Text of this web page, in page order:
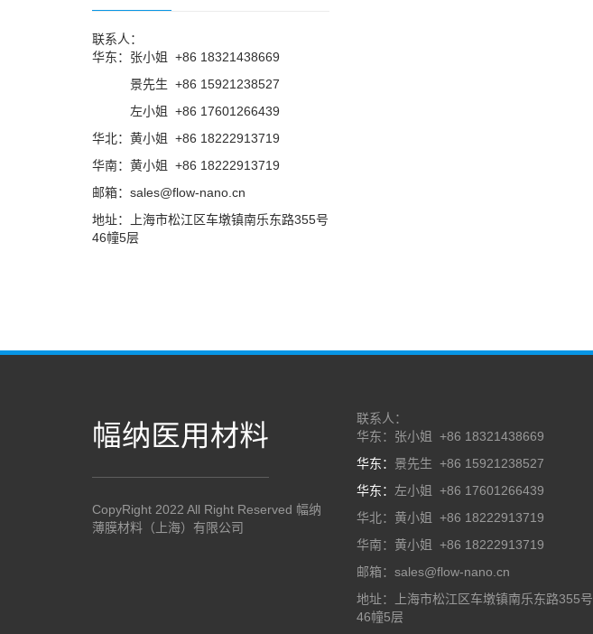
联系人：
华东：张小姐 +86 18321438669
景先生 +86 15921238527
左小姐 +86 17601266439
华北：黄小姐 +86 18222913719
华南：黄小姐 +86 18222913719
邮箱：sales@flow-nano.cn
地址：上海市松江区车墩镇南乐东路355号
46幢5层
CopyRight 2022 All Right Reserved 幅纳
薄膜材料（上海）有限公司
联系人：
华东：张小姐 +86 18321438669
华东： 景先生 +86 15921238527
华东： 左小姐 +86 17601266439
华北：黄小姐 +86 18222913719
华南：黄小姐 +86 18222913719
邮箱：sales@flow-nano.cn
地址：上海市松江区车墩镇南乐东路355号
46幢5层